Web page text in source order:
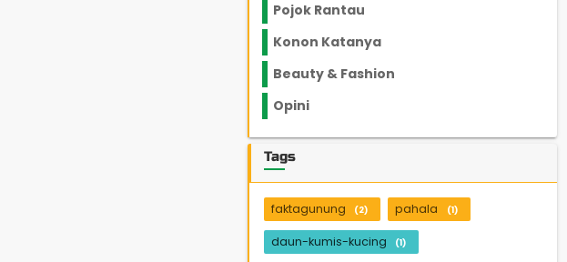
Pojok Rantau
Konon Katanya
Beauty & Fashion
Opini
Tags
faktagunung (2) pahala (1)
daun-kumis-kucing (1)